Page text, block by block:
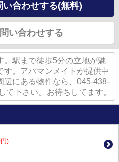
い合わせする(無料)
い合わせする
。駅まで徒歩5分の立地が魅
。アパマンメイトが提供中
辺にある物件なら、045-438-
て下さい。お待ちしてます。
)